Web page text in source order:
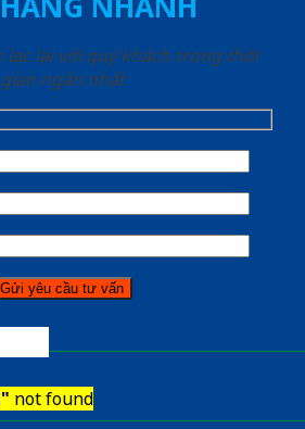
lạc lại với quý khách trong thời
gian ngắn nhất
not found